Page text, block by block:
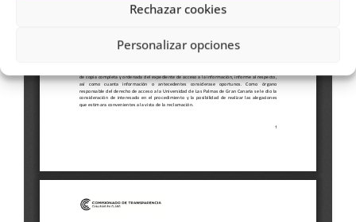
Rechazar cookies
Personalizar opciones